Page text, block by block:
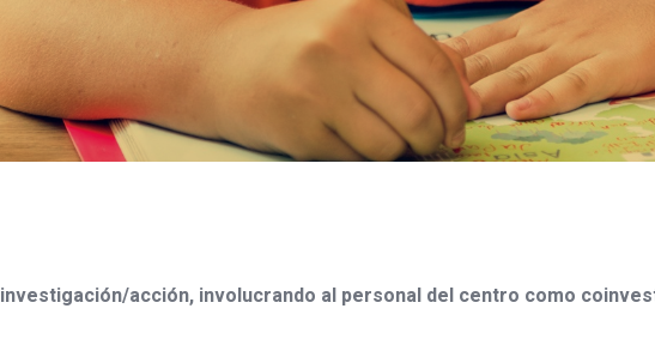
investigación/acción, involucrando al personal del centro como